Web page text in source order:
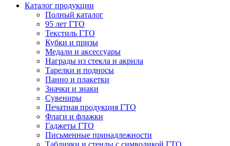
Каталог продукции
Полный каталог
95 лет ГТО
Текстиль ГТО
Кубки и призы
Медали и аксессуары
Награды из стекла и акрила
Тарелки и подносы
Панно и плакетки
Значки и знаки
Сувениры
Печатная продукция ГТО
Флаги и флажки
Гаджеты ГТО
Письменные принадлежности
Таблички и стенды с символикой ГТО